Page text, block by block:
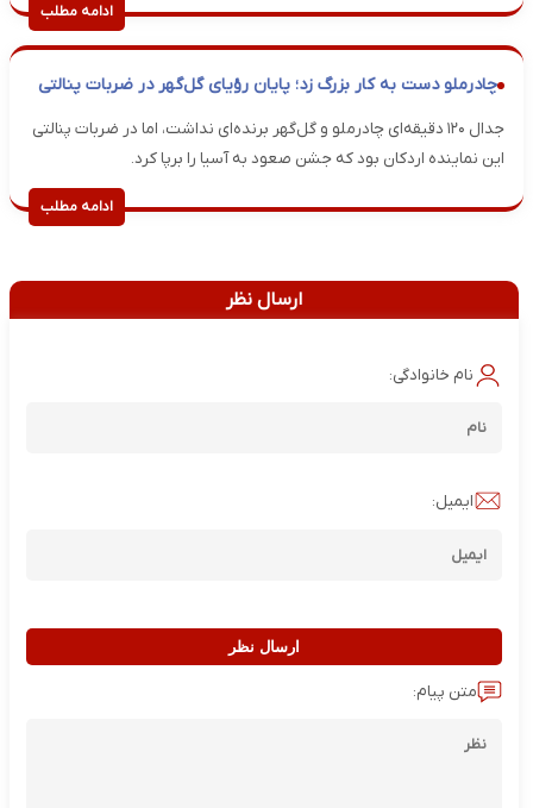
ادامه مطلب
چادرملو دست به کار بزرگ زد؛ پایان رؤیای گل‌گهر در ضربات پنالتی
جدال ۱۲۰ دقیقه‌ای چادرملو و گل‌گهر برنده‌ای نداشت، اما در ضربات پنالتی
این نماینده اردکان بود که جشن صعود به آسیا را برپا کرد.
ادامه مطلب
ارسال نظر
نام خانوادگی:
ایمیل:
ارسال نظر
متن پیام: